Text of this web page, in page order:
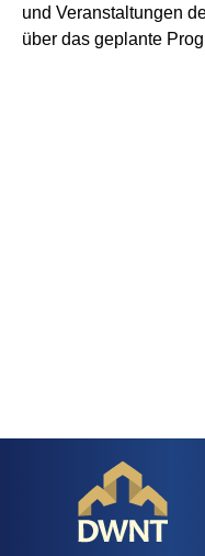
und Veranstaltungen
über das geplante